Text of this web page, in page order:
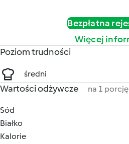
Bezpłatna
Więcej
Poziom trudności
średni
Wartości odżywcze na 1 porcję
Sód
Białko
Kalorie